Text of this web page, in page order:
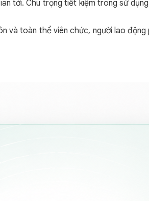
tới. Chú trọng tiết kiệm trong sử
và toàn thể viên chức, người lao